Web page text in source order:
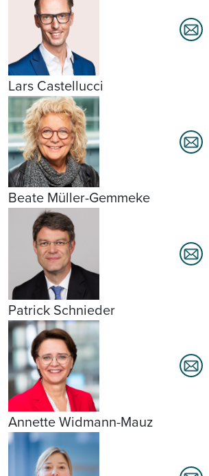
Lars Castellucci
Beate Müller-Gemmeke
Patrick Schnieder
Annette Widmann-Mauz